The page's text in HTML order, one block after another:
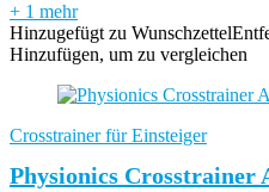
+ 1 mehr
Hinzugefügt zu Wunschzettel
Hinzufügen, um zu vergleichen
Crosstrainer für Einsteiger
Physionics